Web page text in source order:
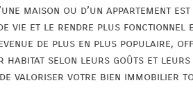
maison ou d’un appartement
vie et le rendre plus fonctionnel
de plus en plus populaire,
habitat selon leurs goûts et leurs
de valoriser votre bien immobilier